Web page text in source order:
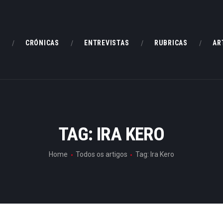
CRÓNICAS ENTREVISTAS RUBRICAS
TAG: IRA KERO
Home Todos os artigos Tag: Ira Kero
CRÓNICAS
ARTIGOS